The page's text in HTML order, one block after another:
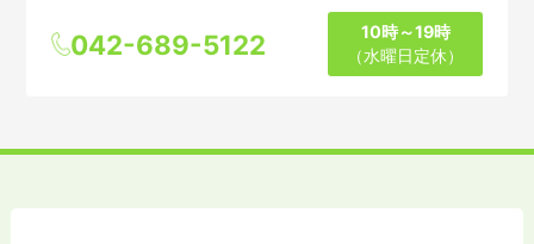
042-689-5122
10時～19時
（水曜日定休）